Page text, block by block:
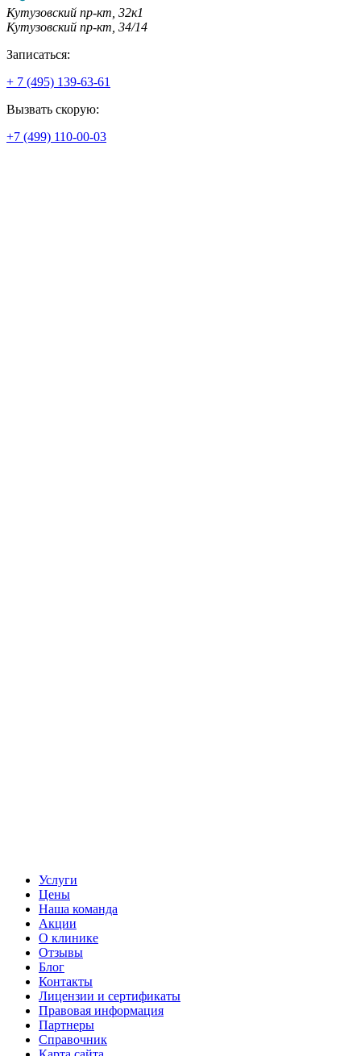
Кутузовский пр-кт, 32к1
Кутузовский пр-кт, 34/14
Записаться:
+ 7 (495) 139-63-61
Вызвать скорую:
+7 (499) 110-00-03
Услуги
Цены
Наша команда
Акции
О клинике
Отзывы
Блог
Контакты
Лицензии и сертификаты
Правовая информация
Партнеры
Справочник